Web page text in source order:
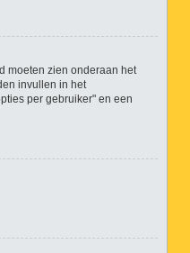
moeten zien onderaan het
invullen in het
per gebruiker" en een